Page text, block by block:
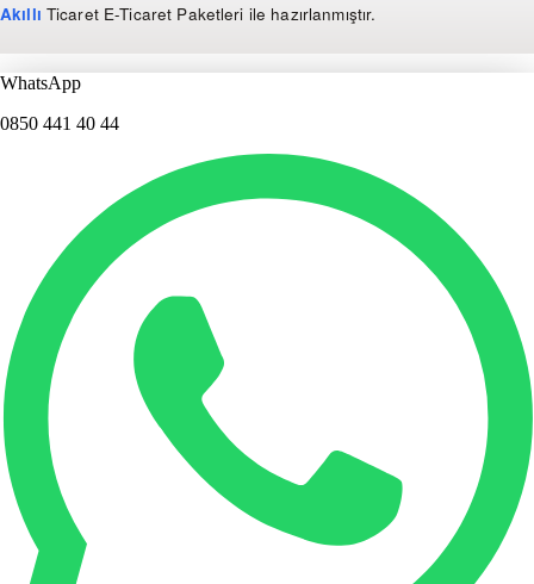
Akıllı Ticaret E-Ticaret Paketleri ile hazırlanmıştır.
WhatsApp
0850 441 40 44